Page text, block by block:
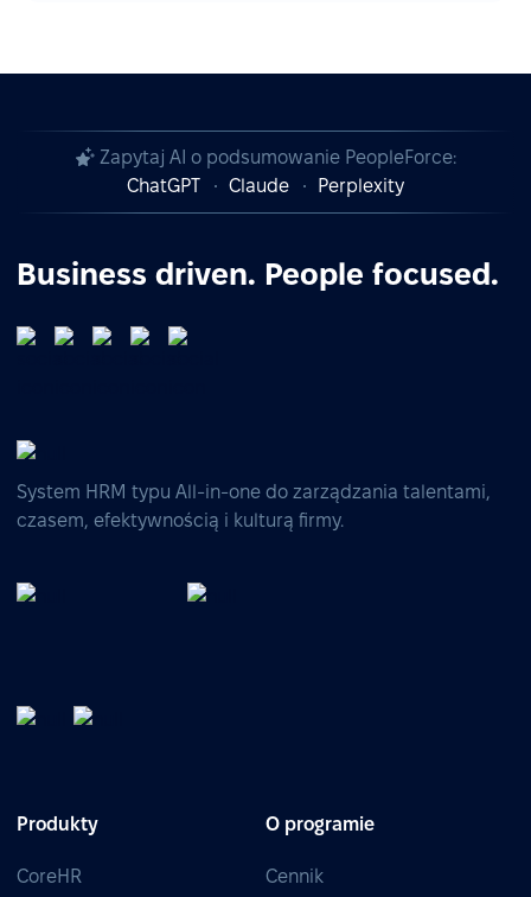
Zapytaj AI o podsumowanie PeopleForce:
ChatGPT
Claude Perplexity
Business driven. People focused.
System HRM typu All-in-one do zarządzania talentami,
czasem, efektywnością i kulturą firmy.
Produkty
CoreHR
O programie
Cennik